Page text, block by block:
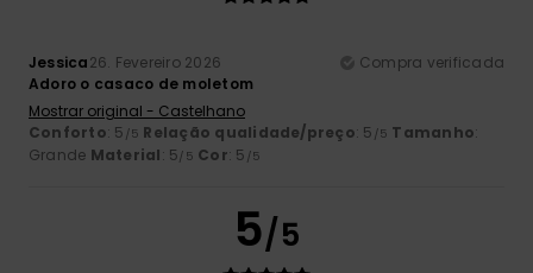
Jessica26. Fevereiro 2026
Compra verificada
Adoro o casaco de moletom
Mostrar original - Castelhano
Conforto: 5 /5 Relação qualidade/preço: 5 /5 Tamanho:
Grande Material: 5/5 Cor: 5 /5
5/5